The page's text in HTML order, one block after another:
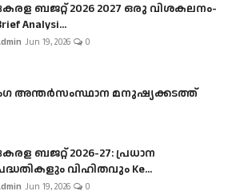
ബജറ്റ് 2026 2027 ഒരു വിശകലനം-
Analysi...
Jun 19, 2026 0
അന്തർസംസ്ഥാന മനുഷ്യക്കടത്ത്
ബജറ്റ് 2026-27: പ്രധാന
വിഹിതവും Ke...
Jun 19, 2026 0